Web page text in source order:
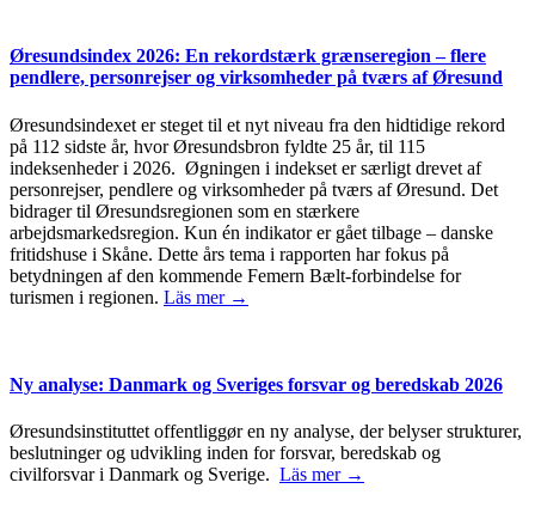
Øresundsindex 2026: En rekordstærk grænseregion – flere
pendlere, personrejser og virksomheder på tværs af Øresund
Øresundsindexet er steget til et nyt niveau fra den hidtidige rekord
på 112 sidste år, hvor Øresundsbron fyldte 25 år, til 115
indeksenheder i 2026. Øgningen i indekset er særligt drevet af
personrejser, pendlere og virksomheder på tværs af Øresund. Det
bidrager til Øresundsregionen som en stærkere
arbejdsmarkedsregion. Kun én indikator er gået tilbage – danske
fritidshuse i Skåne. Dette års tema i rapporten har fokus på
betydningen af den kommende Femern Bælt-forbindelse for
turismen i regionen. Läs mer →
Ny analyse: Danmark og Sveriges forsvar og beredskab 2026
Øresundsinstituttet offentliggør en ny analyse, der belyser strukturer,
beslutninger og udvikling inden for forsvar, beredskab og
civilforsvar i Danmark og Sverige. Läs mer →